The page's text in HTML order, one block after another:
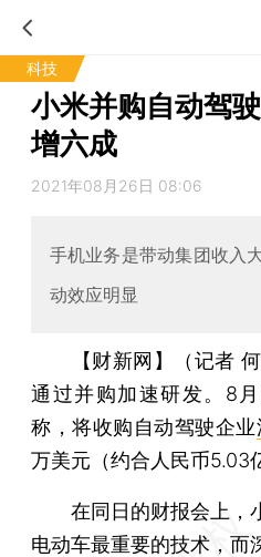
科技
小米并购自动驾
增六成
2021年08月26日 08:06
手机业务是带动集团收入
动效应明显
【财新网】（记者 何
通过并购加速研发。8
称，将收购自动驾驶企业
万美元（约合人民币5.03
在同日的财报会上，
电动车最重要的技术，而